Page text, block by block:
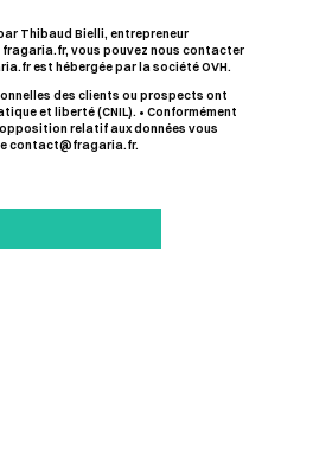
Thibaud Bielli, entrepreneur
vous pouvez nous contacter
est hébergée par la société OVH.
des clients ou prospects ont
et liberté (CNIL). • Conformément
relatif aux données vous
contact@fragaria.fr.